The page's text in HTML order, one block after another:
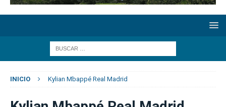
INICIO Kylian Mbappé Real Madrid